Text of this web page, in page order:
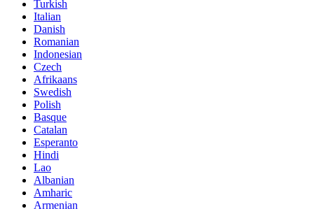
Turkish
Italian
Danish
Romanian
Indonesian
Czech
Afrikaans
Swedish
Polish
Basque
Catalan
Esperanto
Hindi
Lao
Albanian
Amharic
Armenian